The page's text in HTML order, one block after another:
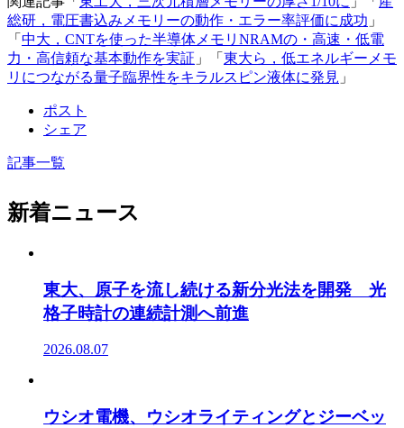
総研，電圧書込みメモリーの動作・エラー率評価に成功 」
「 中大，CNTを使った半導体メモリNRAMの・高速・低電
力・高信頼な基本動作を実証 」「 東大ら，低エネルギーメモ
リにつながる量子臨界性をキラルスピン液体に発見 」
ポスト
シェア
記事一覧
新着ニュース
東大、原子を流し続ける新分光法を開発 光
格子時計の連続計測へ前進
2026.08.07
ウシオ電機、ウシオライティングとジーベッ